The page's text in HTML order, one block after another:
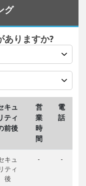
グ
ありますか?
キュ
ティ
前後
営
業
時
間
電
話
キュ
リティ
後
- -